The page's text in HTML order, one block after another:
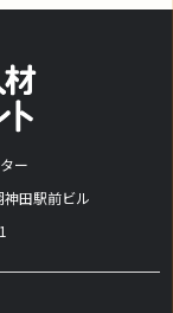
ー
田駅前ビル